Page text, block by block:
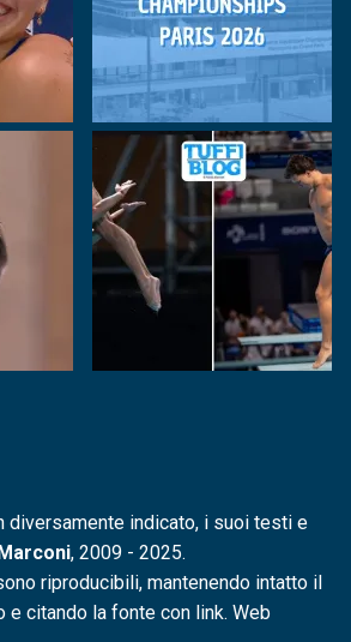
diversamente indicato, i suoi testi e
, 2009 - 2025.
riproducibili, mantenendo intatto il
e citando la fonte con link. Web